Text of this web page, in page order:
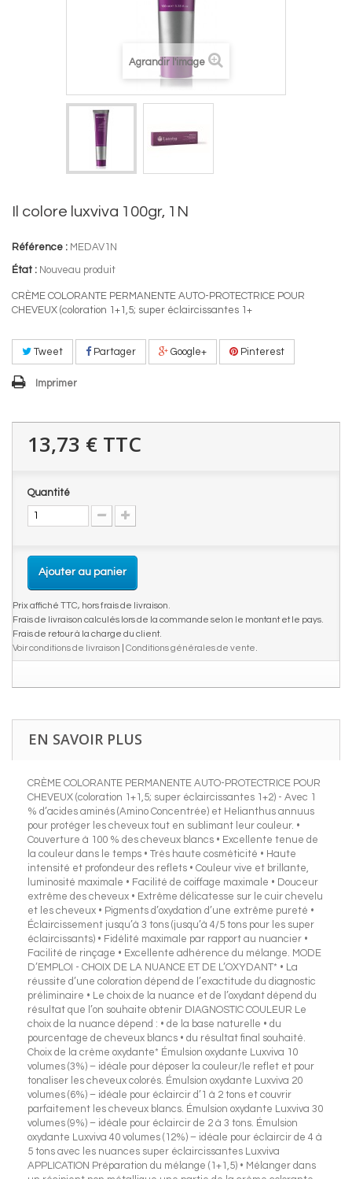
Agrandir l'image
Il colore luxviva 100gr, 1N
Référence : MEDAV1N
État : Nouveau produit
CRÈME COLORANTE PERMANENTE AUTO-PROTECTRICE POUR
CHEVEUX (coloration 1+1,5; super éclaircissantes 1+
Tweet Partager Google+ Pinterest
Imprimer
13,73 € TTC
Quantité
Ajouter au panier
Prix affiché TTC, hors frais de livraison.
Frais de livraison calculés lors de la commande selon le montant et le pays.
Frais de retour à la charge du client.
Voir conditions de livraison
Conditions générales de vente
EN SAVOIR PLUS
CRÈME COLORANTE PERMANENTE AUTO-PROTECTRICE POUR
CHEVEUX (coloration 1+1,5; super éclaircissantes 1+2) - Avec 1
% d’acides aminés (Amino Concentrée) et Helianthus annuus
pour protéger les cheveux tout en sublimant leur couleur. •
Couverture à 100 % des cheveux blancs • Excellente tenue de
la couleur dans le temps • Très haute cosméticité • Haute
intensité et profondeur des reflets • Couleur vive et brillante,
luminosité maximale • Facilité de coiffage maximale • Douceur
extrême des cheveux • Extrême délicatesse sur le cuir chevelu
et les cheveux • Pigments d’oxydation d’une extrême pureté •
Éclaircissement jusqu’à 3 tons (jusqu’à 4/5 tons pour les super
éclaircissants) • Fidélité maximale par rapport au nuancier •
Facilité de rinçage • Excellente adhérence du mélange. MODE
D’EMPLOI - CHOIX DE LA NUANCE ET DE L’OXYDANT* • La
réussite d’une coloration dépend de l’exactitude du diagnostic
préliminaire • Le choix de la nuance et de l’oxydant dépend du
résultat que l’on souhaite obtenir DIAGNOSTIC COULEUR Le
choix de la nuance dépend : • de la base naturelle • du
pourcentage de cheveux blancs • du résultat final souhaité.
Choix de la crème oxydante* Émulsion oxydante Luxviva 10
volumes (3%) – idéale pour déposer la couleur/le reflet et pour
tonaliser les cheveux colorés. Émulsion oxydante Luxviva 20
volumes (6%) – idéale pour éclaircir d’1 à 2 tons et couvrir
parfaitement les cheveux blancs. Émulsion oxydante Luxviva 30
volumes (9%) – idéale pour éclaircir de 2 à 3 tons. Émulsion
oxydante Luxviva 40 volumes (12%) – idéale pour éclaircir de 4 à
5 tons avec les nuances super éclaircissantes Luxviva
APPLICATION Préparation du mélange (1+1,5) • Mélanger dans